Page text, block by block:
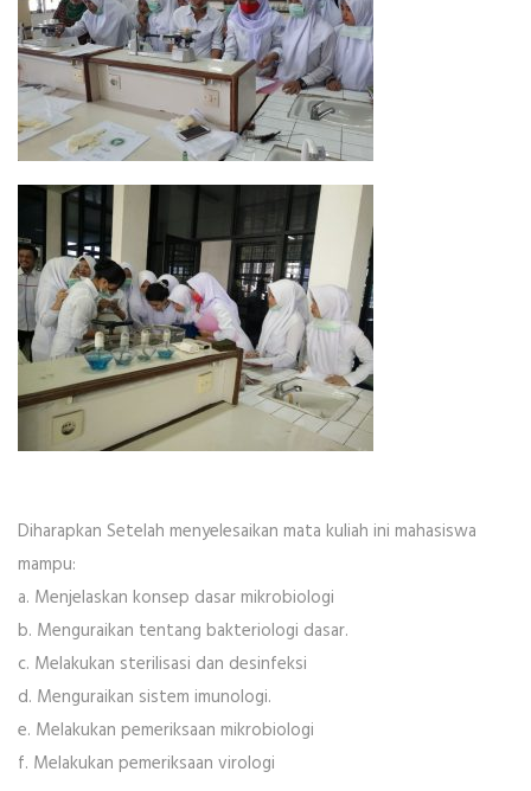
Diharapkan Setelah menyelesaikan mata kuliah ini mahasiswa
mampu:
a. Menjelaskan konsep dasar mikrobiologi
b. Menguraikan tentang bakteriologi dasar.
c. Melakukan sterilisasi dan desinfeksi
d. Menguraikan sistem imunologi.
e. Melakukan pemeriksaan mikrobiologi
f. Melakukan pemeriksaan virologi